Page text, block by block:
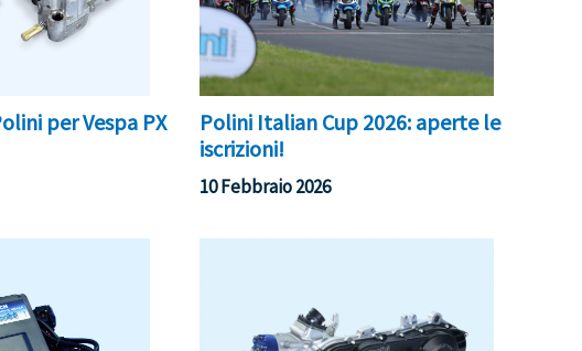
per Vespa PX
Polini Italian Cup 2026: aperte le
iscrizioni!
10 Febbraio 2026